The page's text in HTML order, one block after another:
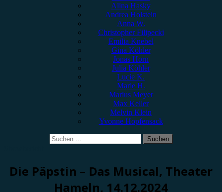
Alina Hasky
Andrea Holstein
Anna W.
Christopher Filipecki
Emilia Knebel
Gina Köhler
Jonas Horn
Julia Köhler
Lucie K.
Marie H.
Marius Meyer
Max Keller
Melvin Klein
Yvonne Hopfensack
Suchen
nach:
Die Päpstin – Das Musical, Theater
Hameln, 14.12.2024